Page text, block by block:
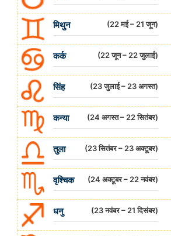
मिथुन (22 मई – 21 जून)
कर्क (22 जून – 22 जुलाई)
सिंह (23 जुलाई – 23 अगस्त)
कन्या (24 अगस्त – 22 सितंबर)
तुला (23 सितंबर – 23 अक्टूबर)
वृश्चिक (24 अक्टूबर – 22 नवंबर)
धनु (23 नवंबर – 21 दिसंबर)